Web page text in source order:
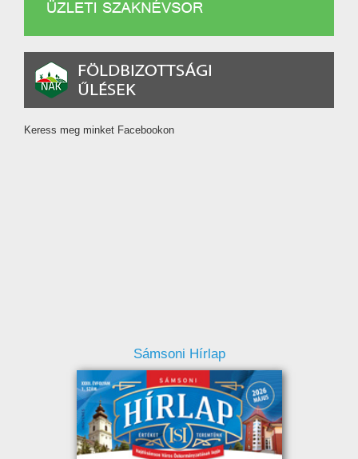
Keress meg minket Facebookon
Sámsoni Hírlap